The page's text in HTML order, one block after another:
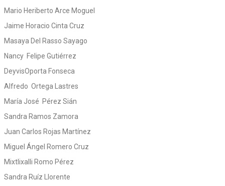
Mario Heriberto Arce Moguel
Jaime Horacio Cinta Cruz
Masaya Del Rasso Sayago
Nancy Felipe Gutiérrez
DeyvisOporta Fonseca
Alfredo Ortega Lastres
María José Pérez Sián
Sandra Ramos Zamora
Juan Carlos Rojas Martínez
Miguel Ángel Romero Cruz
Mixtlixalli Romo Pérez
Sandra Ruíz Llorente